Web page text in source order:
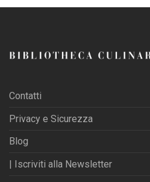
Contatti
Privacy e Sicurezza
Blog
| Iscriviti alla Newsletter